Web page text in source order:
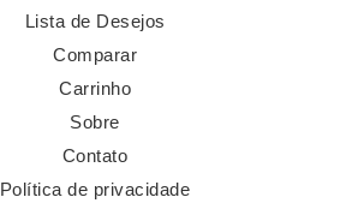
Lista de Desejos
Comparar
Carrinho
Sobre
Contato
Política de privacidade